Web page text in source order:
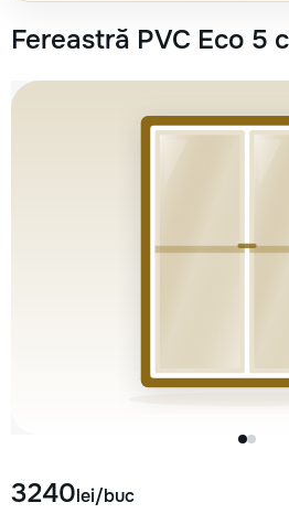
Fereastră PVC Eco 5
3240lei/buc